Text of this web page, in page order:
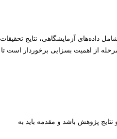
داده‌های آزمایشگاهی، نتایج تحقیقات
از اهمیت بسزایی برخوردار است تا
پژوهش باشد و مقدمه باید به